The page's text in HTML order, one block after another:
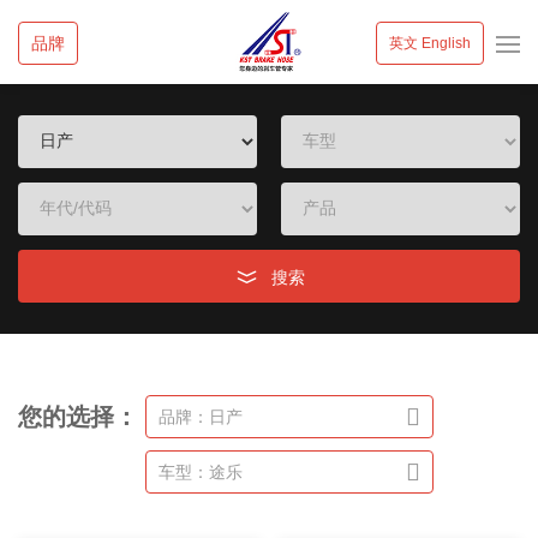
品牌 英文 English
搜索
您的选择： 品牌：日产
车型：途乐